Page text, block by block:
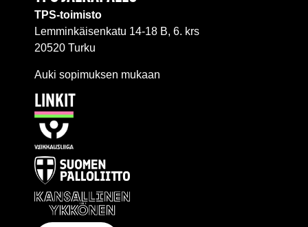
TPS-toimisto
Lemminkäisenkatu 14-18 B, 6. krs
20520 Turku
Auki sopimuksen mukaan
LINKIT